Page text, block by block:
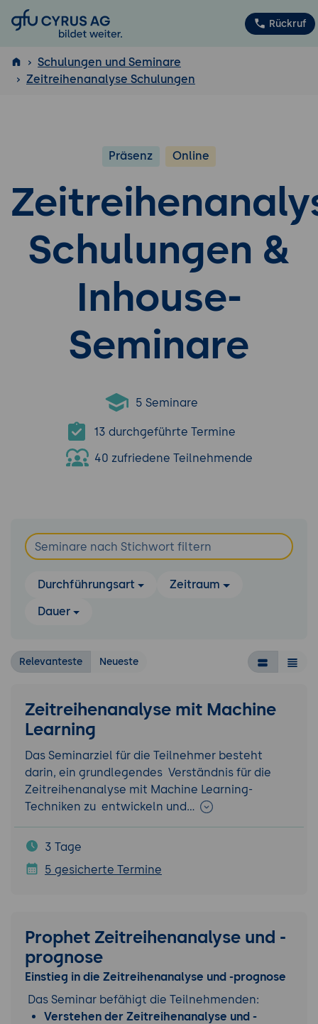
GFU Cyrus AG Rückruf
ISTQB
Schulungen und Seminare
Zeitreihenanalyse Schulungen
Präsenz Online
Schulungen &
Inhouse-
Seminare
5 Seminare
13 durchgeführte Termine
40 zufriedene Teilnehmende
Durchführungsart
Zeitraum
Dauer
Relevanteste Neueste
Zeitreihenanalyse mit Machine
Learning
Das Seminarziel für die Teilnehmer besteht
darin, ein grundlegendes Verständnis für die
Zeitreihenanalyse mit Machine Learning-
Techniken zu entwickeln und…
3 Tage
5 gesicherte Termine
Prophet Zeitreihenanalyse und -
prognose
Einstieg in die Zeitreihenanalyse und -prognose
Das Seminar befähigt die Teilnehmenden:
Verstehen der Zeitreihenanalyse und -